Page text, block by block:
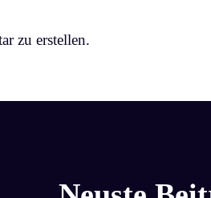
zu erstellen.